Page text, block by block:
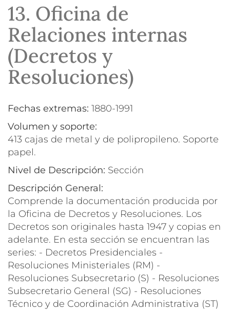
13. Oficina de
Relaciones internas
(Decretos y
Resoluciones)
Fechas extremas: 1880-1991
Volumen y soporte:
413 cajas de metal y de polipropileno. Soporte
papel.
Nivel de Descripción: Sección
Descripción General:
Comprende la documentación producida por
la Oficina de Decretos y Resoluciones. Los
Decretos son originales hasta 1947 y copias en
adelante. En esta sección se encuentran las
series: - Decretos Presidenciales -
Resoluciones Ministeriales (RM) -
Resoluciones Subsecretario (S) - Resoluciones
Subsecretario General (SG) - Resoluciones
Técnico y de Coordinación Administrativa (ST)